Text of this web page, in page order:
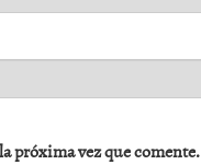
próxima vez que comente.